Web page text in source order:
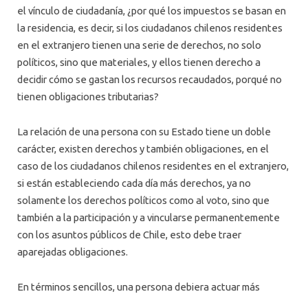
el vínculo de ciudadanía, ¿por qué los impuestos se basan en
la residencia, es decir, si los ciudadanos chilenos residentes
en el extranjero tienen una serie de derechos, no solo
políticos, sino que materiales, y ellos tienen derecho a
decidir cómo se gastan los recursos recaudados, porqué no
tienen obligaciones tributarias?
La relación de una persona con su Estado tiene un doble
carácter, existen derechos y también obligaciones, en el
caso de los ciudadanos chilenos residentes en el extranjero,
si están estableciendo cada día más derechos, ya no
solamente los derechos políticos como al voto, sino que
también a la participación y a vincularse permanentemente
con los asuntos públicos de Chile, esto debe traer
aparejadas obligaciones.
En términos sencillos, una persona debiera actuar más